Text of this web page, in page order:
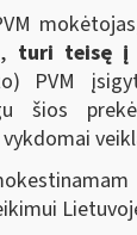
turi teisę į
PVM
šios